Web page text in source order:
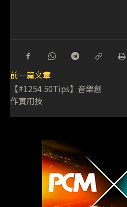
前一篇文章
【#1254 50Tips】音樂創
作實用技